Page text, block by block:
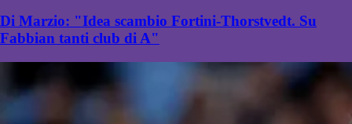
Di Marzio: "Idea scambio Fortini-Thorstvedt. Su
Fabbian tanti club di A"